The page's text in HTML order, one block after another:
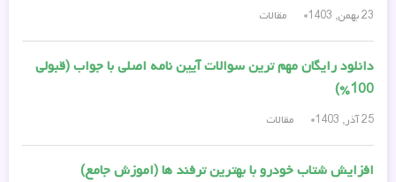
23 بهمن, 1403 مقالات
دانلود رایگان مهم ترین سوالات آیین نامه اصلی با جواب (قبولی
100%)
25 آذر, 1403 مقالات
افزایش شتاب خودرو با بهترین ترفند ها (اموزش جامع)